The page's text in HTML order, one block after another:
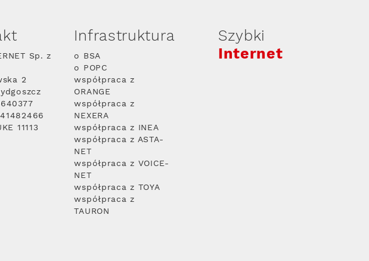
Sp. z
2
11113
Infrastruktura
o BSA
o POPC
współpraca z
ORANGE
współpraca z
NEXERA
współpraca z INEA
współpraca z ASTA-
NET
współpraca z VOICE-
NET
współpraca z TOYA
współpraca z
TAURON
Szybki
Internet